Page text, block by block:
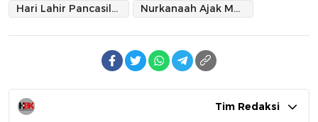
Hari Lahir Pancasila 2026 di Sidrap Nurkanaah Ajak Masyarakat Teguhkan Komitmen Kebangsaan
Tim Redaksi